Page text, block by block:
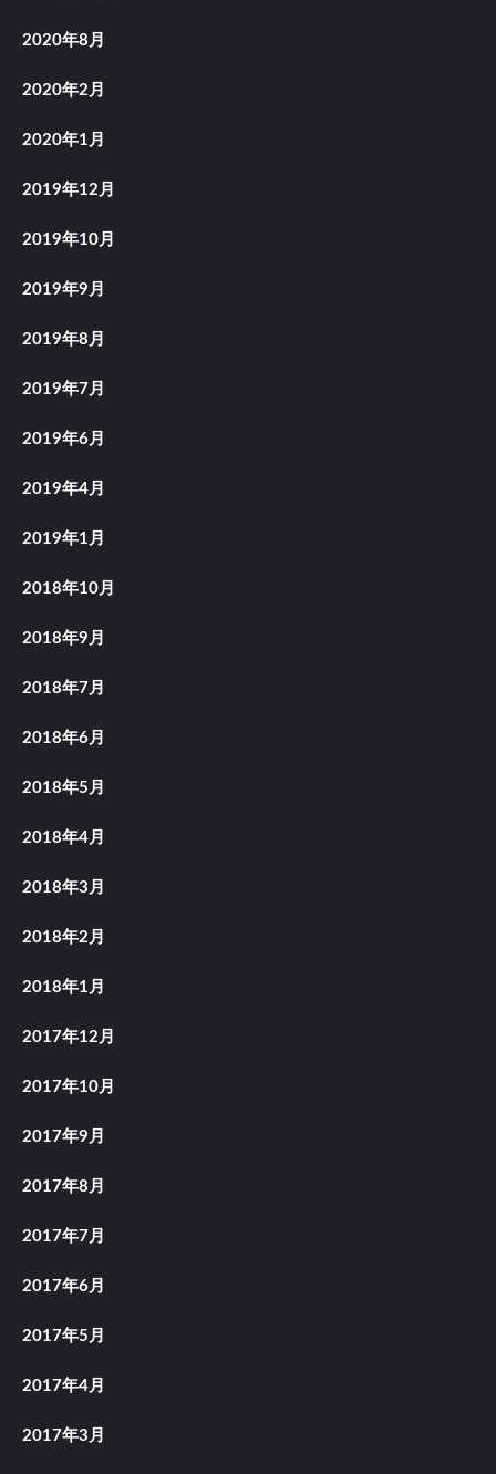
2020年8月
2020年2月
2020年1月
2019年12月
2019年10月
2019年9月
2019年8月
2019年7月
2019年6月
2019年4月
2019年1月
2018年10月
2018年9月
2018年7月
2018年6月
2018年5月
2018年4月
2018年3月
2018年2月
2018年1月
2017年12月
2017年10月
2017年9月
2017年8月
2017年7月
2017年6月
2017年5月
2017年4月
2017年3月